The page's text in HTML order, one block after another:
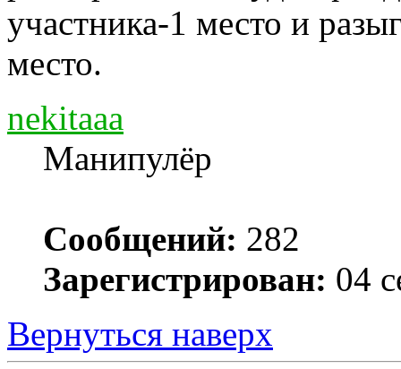
участника-1 место и
место.
nekitaaa
Манипулёр
Сообщений: 282
Зарегистрирован: 04
Вернуться наверх